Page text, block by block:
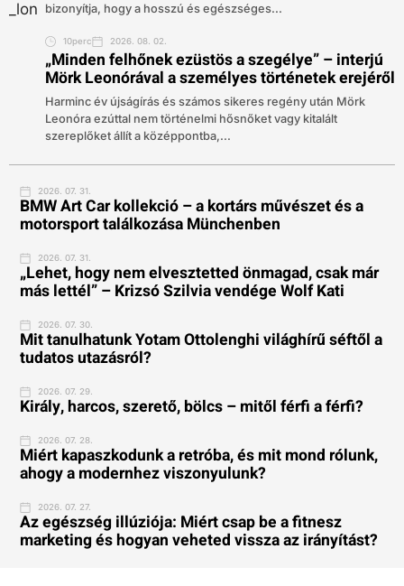
bizonyítja, hogy a hosszú és egészséges...
10perc 2026. 08. 02.
„Minden felhőnek ezüstös a szegélye” – interjú
Mörk Leonórával a személyes történetek erejéről
Harminc év újságírás és számos sikeres regény után Mörk
Leonóra ezúttal nem történelmi hősnőket vagy kitalált
szereplőket állít a középpontba,...
2026. 07. 31.
BMW Art Car kollekció – a kortárs művészet és a
motorsport találkozása Münchenben
2026. 07. 31.
„Lehet, hogy nem elvesztetted önmagad, csak már
más lettél” – Krizsó Szilvia vendége Wolf Kati
2026. 07. 30.
Mit tanulhatunk Yotam Ottolenghi világhírű séftől a
tudatos utazásról?
2026. 07. 29.
Király, harcos, szerető, bölcs – mitől férfi a férfi?
2026. 07. 28.
Miért kapaszkodunk a retróba, és mit mond rólunk,
ahogy a modernhez viszonyulunk?
2026. 07. 27.
Az egészség illúziója: Miért csap be a fitnesz
marketing és hogyan veheted vissza az irányítást?